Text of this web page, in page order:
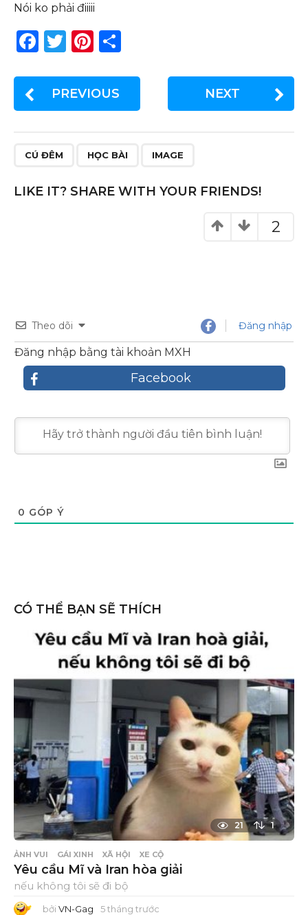
Nói ko phải điiiii
F
c
e
o
k
T
it
te
Pi
te
re
ar
e
PREVIOUS NEXT
CÚ ĐÊM HỌC BÀI IMAGE
LIKE IT? SHARE WITH YOUR FRIENDS!
2
Theo dõi Đăng nhập
Đăng nhập bằng tài khoản MXH
Facebook
0 GÓP Ý
CÓ THỂ BẠN SẼ THÍCH
21 1
ẢNH VUI GÁI XINH XÃ HỘI XE CỘ
Yêu cầu Mĩ và Iran hòa giải
nếu không tôi sẽ đi bộ
bởi VN-Gag 5 tháng trước